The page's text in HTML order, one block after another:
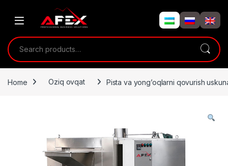
Search for:
Home Oziq ovqat Pista va yong’oqlarni qovurish